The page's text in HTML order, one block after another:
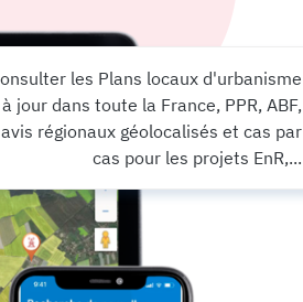
les Plans locaux d'urbanisme
à jour dans toute la France, PPR, ABF,
avis régionaux géolocalisés et cas par
cas pour les projets EnR,...